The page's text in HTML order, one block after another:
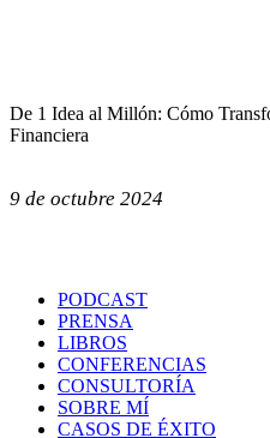
De 1 Idea al Millón: Cómo
Financiera
9 de octubre 2024
PODCAST
PRENSA
LIBROS
CONFERENCIAS
CONSULTORÍA
SOBRE MÍ
CASOS DE ÉXITO